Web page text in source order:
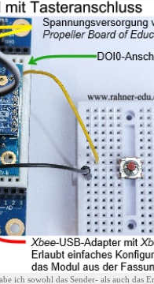
ich sowohl das Sender- als auch das